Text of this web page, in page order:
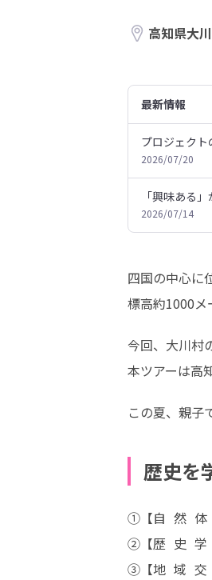
高知県大
最新情報
プロジェクト
2026/07/20
「興味ある
2026/07/14
四国の中心に
標高約1000メ
今回、大川村
本ツアーは高
この夏、親子
歴史を
①【自  然  体
②【歴  史  学
③【地  域  交